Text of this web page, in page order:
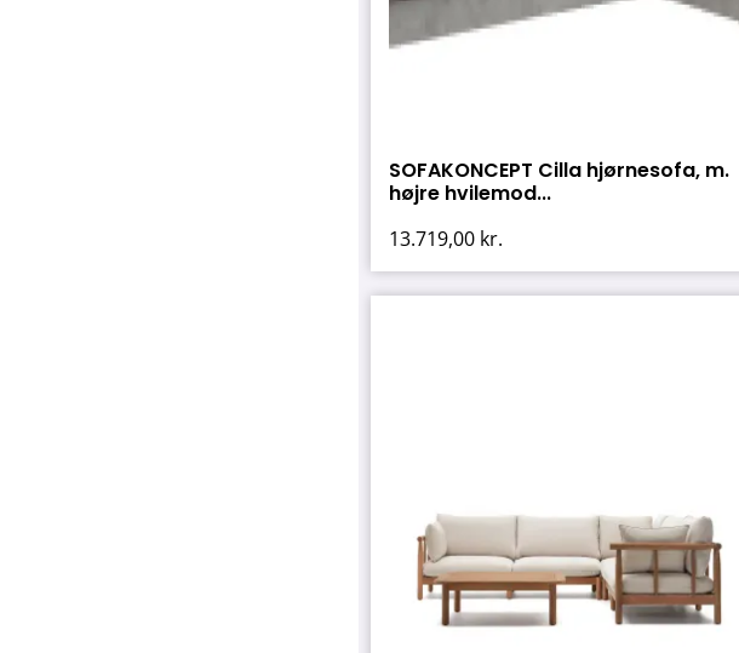
SOFAKONCEPT Cilla hjørnesofa, m.
højre hvilemod...
13.719,00 kr.